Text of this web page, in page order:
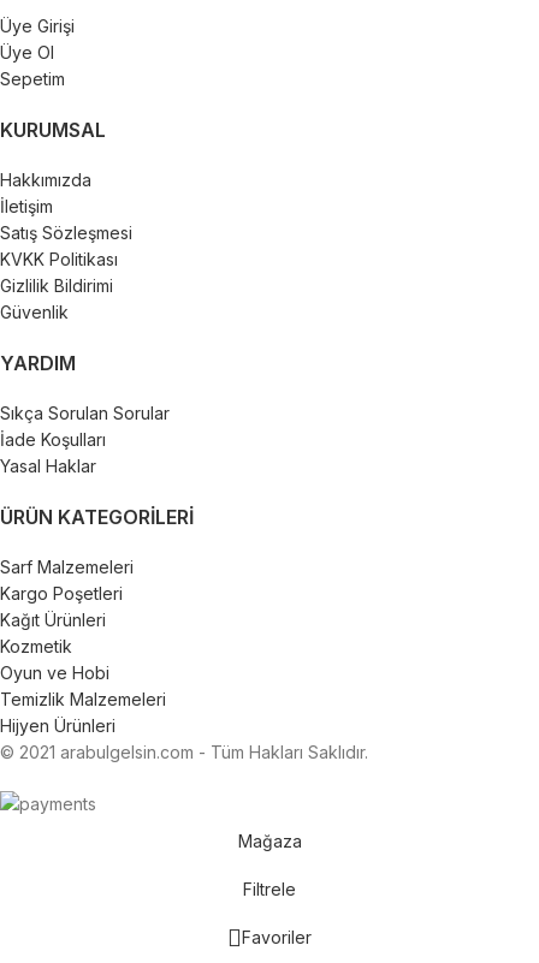
Üye Girişi
Üye Ol
Sepetim
KURUMSAL
Hakkımızda
İletişim
Satış Sözleşmesi
KVKK Politikası
Gizlilik Bildirimi
Güvenlik
YARDIM
Sıkça Sorulan Sorular
İade Koşulları
Yasal Haklar
ÜRÜN KATEGORILERI
Sarf Malzemeleri
Kargo Poşetleri
Kağıt Ürünleri
Kozmetik
Oyun ve Hobi
Temizlik Malzemeleri
Hijyen Ürünleri
© 2021 arabulgelsin.com - Tüm Hakları Saklıdır.
Mağaza
Filtrele
Favoriler